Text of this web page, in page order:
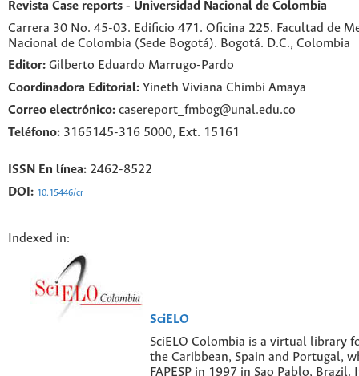
Revista Case reports - Universidad Nacional de Colombia
Carrera 30 No. 45-03. Edificio 471. Oficina 225. Facultad de
Nacional de Colombia (Sede Bogotá). Bogotá. D.C., Colombia
Editor: Gilberto Eduardo Marrugo-Pardo
Coordinadora Editorial: Yineth Viviana Chimbi Amaya
Correo electrónico: casereport_fmbog@unal.edu.co
Teléfono: 3165145-316 5000, Ext. 15161
ISSN En línea: 2462-8522
DOI: 10.15446/cr
Indexed in:
SciELO
SciELO Colombia is a virtual library
the Caribbean, Spain and Portugal,
FAPESP in 1997 in Sao Pablo,